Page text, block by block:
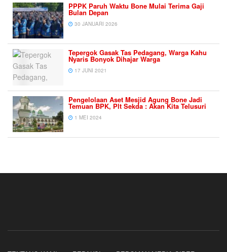
PPPK Paruh Waktu Bone Mulai Terima Gaji
Bulan Depan
30 JANUARI 2026
Tepergok Gasak Tas Pedagang, Warga Kahu
Nyaris Bonyok Dihajar Warga
17 JUNI 2021
Pengelolaan Aset Mesjid Agung Bone Jadi
Temuan BPK, Plt Sekda : Akan Kita Telusuri
1 MEI 2024